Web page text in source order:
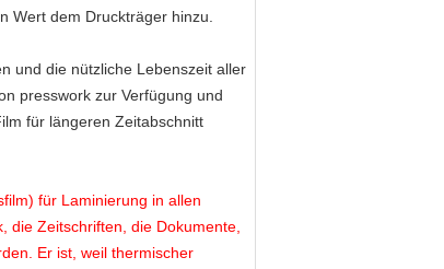
Wert dem Druckträger hinzu.
und die nützliche Lebenszeit aller
presswork zur Verfügung und
für längeren Zeitabschnitt
für Laminierung in allen
die Zeitschriften, die Dokumente,
Er ist, weil thermischer